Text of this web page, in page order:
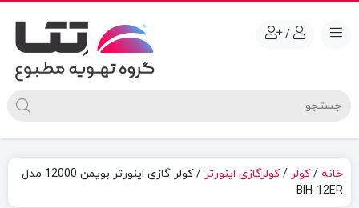
/
خانه /کولر /کولرگازی اینورتر
/ کولر گازی اینورتر بویمن 12000 مدل
BIH-12ER